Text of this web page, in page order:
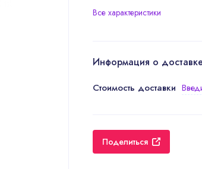
Все характеристики
Информация о
Стоимость доставки
Поделиться